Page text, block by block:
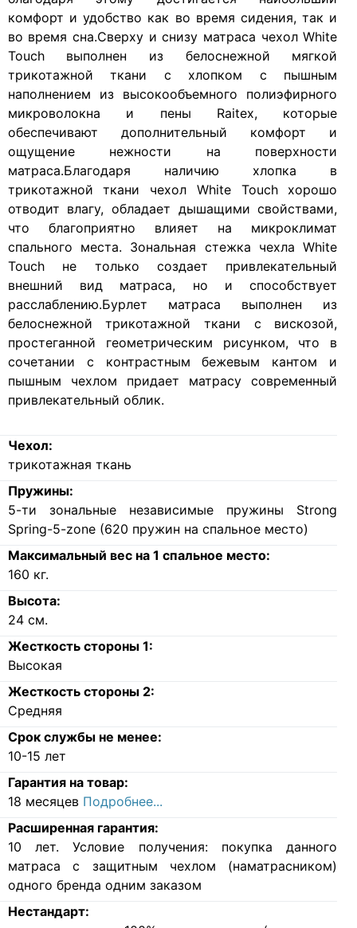
комфорт и удобство как во время сидения, так и
во время сна.Сверху и снизу матраса чехол White
Touch выполнен из белоснежной мягкой
трикотажной ткани с хлопком с пышным
наполнением из высокообъемного полиэфирного
микроволокна и пены Raitex, которые
обеспечивают дополнительный комфорт и
ощущение нежности на поверхности
матраса.Благодаря наличию хлопка в
трикотажной ткани чехол White Touch хорошо
отводит влагу, обладает дышащими свойствами,
что благоприятно влияет на микроклимат
спального места. Зональная стежка чехла White
Touch не только создает привлекательный
внешний вид матраса, но и способствует
расслаблению.Бурлет матраса выполнен из
белоснежной трикотажной ткани с вискозой,
простеганной геометрическим рисунком, что в
сочетании с контрастным бежевым кантом и
пышным чехлом придает матрасу современный
привлекательный облик.
Чехол:
трикотажная ткань
Пружины:
5-ти зональные независимые пружины Strong
Spring-5-zone (620 пружин на спальное место)
Максимальный вес на 1 спальное место:
160 кг.
Высота:
24 см.
Жесткость стороны 1:
Высокая
Жесткость стороны 2:
Средняя
Срок службы не менее:
10-15 лет
Гарантия на товар:
18 месяцев Подробнее...
Расширенная гарантия:
10 лет. Условие получения: покупка данного
матраса с защитным чехлом (наматрасником)
одного бренда одним заказом
Нестандарт: